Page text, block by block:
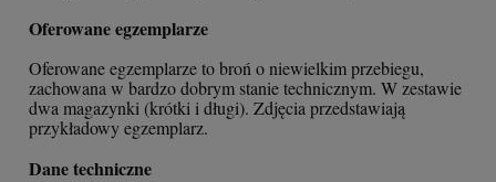
Oferowane egzemplarze
Oferowane egzemplarze to broń o niewielkim przebiegu,
zachowana w bardzo dobrym stanie technicznym. W zestawie
dwa magazynki (krótki i długi). Zdjęcia przedstawiają
przykładowy egzemplarz.
Dane techniczne